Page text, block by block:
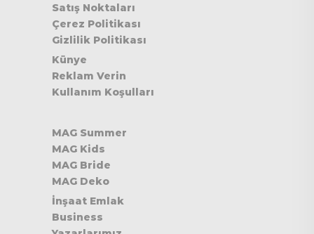
Satış Noktaları
Çerez Politikası
Gizlilik Politikası
Künye
Reklam Verin
Kullanım Koşulları
MAG Summer
MAG Kids
MAG Bride
MAG Deko
İnşaat Emlak
Business